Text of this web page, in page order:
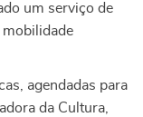
um serviço de
mobilidade
agendadas para
da Cultura,